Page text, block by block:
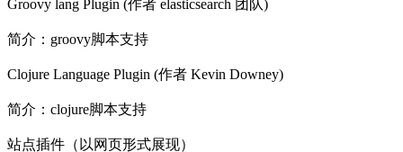
Groovy lang Plugin (作者 elasticsearch 团队)
简介：groovy脚本支持
Clojure Language Plugin (作者 Kevin Downey)
简介：clojure脚本支持
站点插件（以网页形式展现）